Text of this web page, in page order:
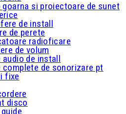
goarna si proiectoare de sunet
de install
de perete
radioficare
de volum
audio de install
complete de sonorizare pt
fixe
disco